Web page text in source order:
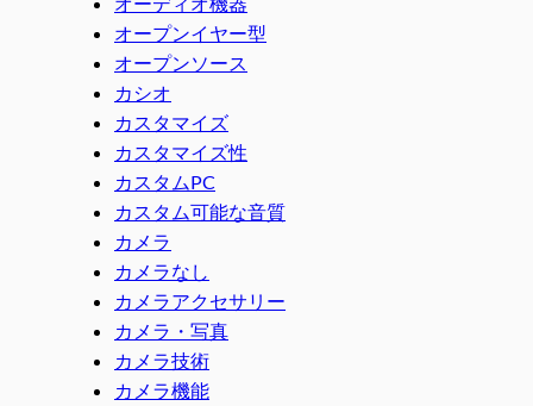
オープンイヤー型
オープンソース
カシオ
カスタマイズ
カスタマイズ性
カスタムPC
カスタム可能な音質
カメラ
カメラなし
カメラアクセサリー
カメラ・写真
カメラ技術
カメラ機能